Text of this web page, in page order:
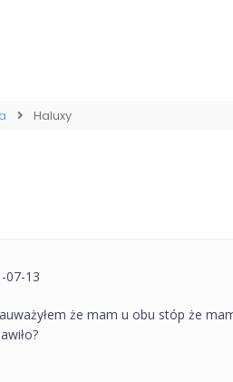
Haluxy
07-13
że mam u obu stóp że